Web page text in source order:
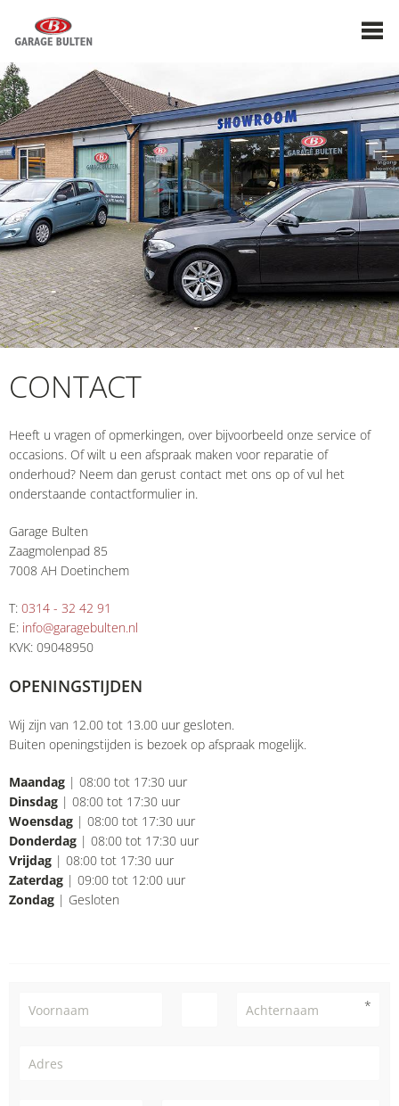
CONTACT
Heeft u vragen of opmerkingen, over bijvoorbeeld onze service of
occasions. Of wilt u een afspraak maken voor reparatie of
onderhoud? Neem dan gerust contact met ons op of vul het
onderstaande contactformulier in.
Garage Bulten
Zaagmolenpad 85
7008 AH Doetinchem
T: 0314 - 32 42 91
E: info@garagebulten.nl
KVK: 09048950
OPENINGSTIJDEN
Wij zijn van 12.00 tot 13.00 uur gesloten.
Buiten openingstijden is bezoek op afspraak mogelijk.
Maandag | 08:00 tot 17:30 uur
Dinsdag | 08:00 tot 17:30 uur
Woensdag | 08:00 tot 17:30 uur
Donderdag | 08:00 tot 17:30 uur
Vrijdag | 08:00 tot 17:30 uur
Zaterdag | 09:00 tot 12:00 uur
Zondag | Gesloten